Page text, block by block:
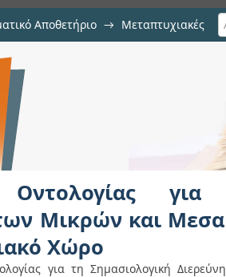
Αποθετήριο → Μεταπτυχιακές
Σημασιολογική
Μεσογειακό Χώρο
Οντολογίας για
Μικρών και
Χώρο
για τη Σημασιολογική